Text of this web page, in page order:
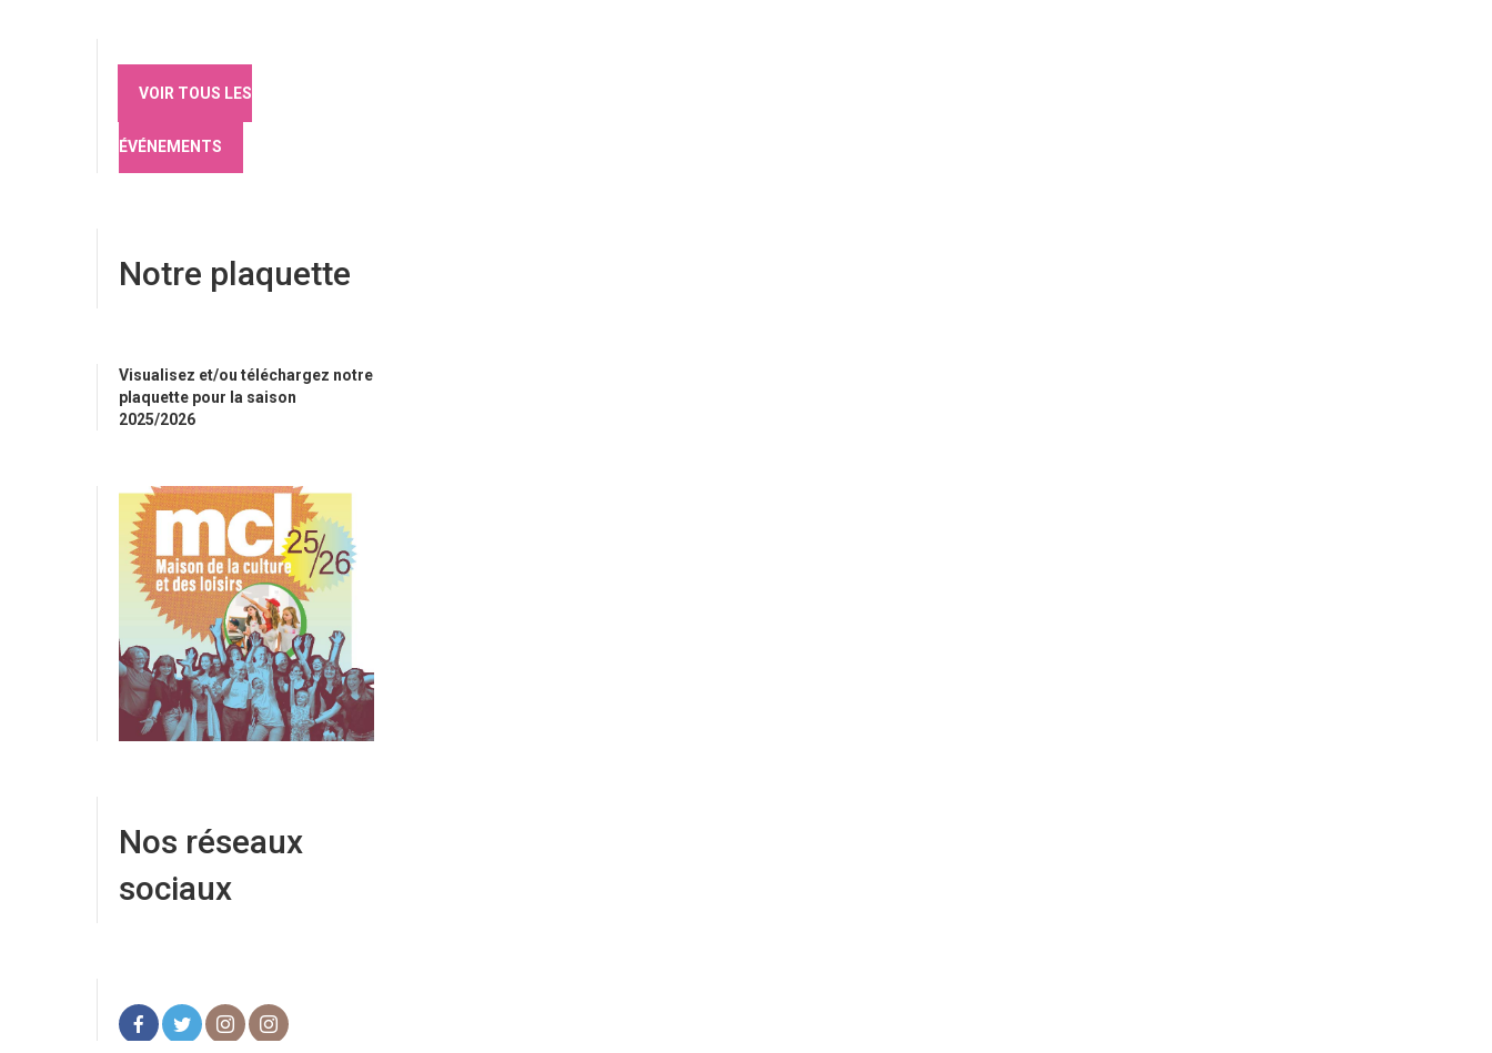
VOIR TOUS LES
ÉVÉNEMENTS
Notre plaquette
Visualisez et/ou téléchargez notre
plaquette pour la saison
2025/2026
Nos réseaux
sociaux